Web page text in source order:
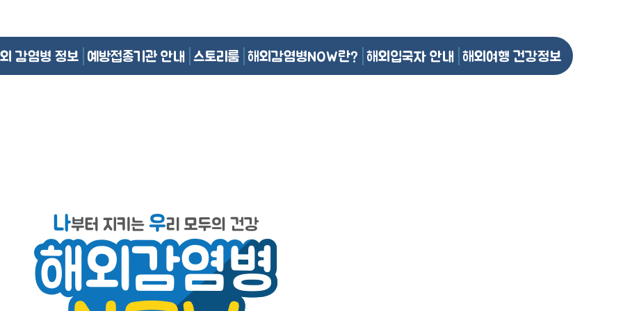
감염병 정보 예방접종기관 안내 스토리룸 해외감염병NOW란? 해외입국자 안내 해외여행 건강정보